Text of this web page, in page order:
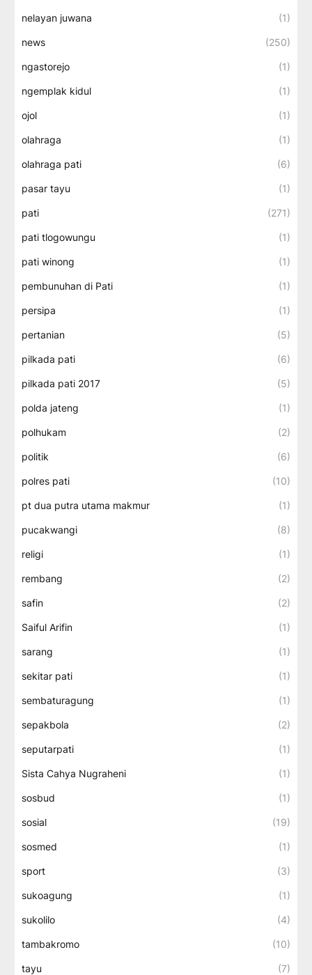
nelayan juwana (1)
news (250)
ngastorejo (1)
ngemplak kidul (1)
ojol (1)
olahraga (1)
olahraga pati (6)
pasar tayu (1)
pati (271)
pati tlogowungu (1)
pati winong (1)
pembunuhan di Pati (1)
persipa (1)
pertanian (5)
pilkada pati (6)
pilkada pati 2017 (5)
polda jateng (1)
polhukam (2)
politik (6)
polres pati (10)
pt dua putra utama makmur (1)
pucakwangi (8)
religi (1)
rembang (2)
safin (2)
Saiful Arifin (1)
sarang (1)
sekitar pati (1)
sembaturagung (1)
sepakbola (2)
seputarpati (1)
Sista Cahya Nugraheni (1)
sosbud (1)
sosial (19)
sosmed (1)
sport (3)
sukoagung (1)
sukolilo (4)
tambakromo (10)
tayu (7)